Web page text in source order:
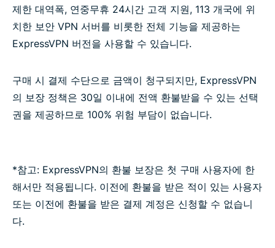
제한 대역폭, 연중무휴 24시간 고객 지원, 113 개국에 위
치한 보안 VPN 서버를 비롯한 전체 기능을 제공하는
ExpressVPN 버전을 사용할 수 있습니다.
구매 시 결제 수단으로 금액이 청구되지만, ExpressVPN
의 보장 정책은 30일 이내에 전액 환불받을 수 있는 선택
권을 제공하므로 100% 위험 부담이 없습니다.
*참고: ExpressVPN의 환불 보장은 첫 구매 사용자에 한
해서만 적용됩니다. 이전에 환불을 받은 적이 있는 사용자
또는 이전에 환불을 받은 결제 계정은 신청할 수 없습니
다.